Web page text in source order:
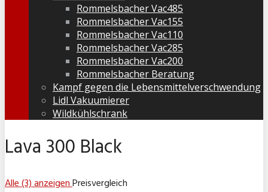
Rommelsbacher Vac485
Rommelsbacher Vac155
Rommelsbacher Vac110
Rommelsbacher Vac285
Rommelsbacher Vac200
Rommelsbacher Beratung
Kampf gegen die Lebensmittelverschwendung
Lidl Vakuumierer
Wildkühlschrank
Lava 300 Black
Alle (3) anzeigenPreisvergleich